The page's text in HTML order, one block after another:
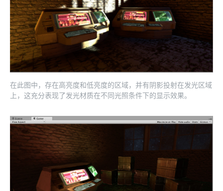
在此图中，存在高亮度和低亮度的区域，并有阴影投射在发光区域
上，这充分表现了发光材质在不同光照条件下的显示效果。